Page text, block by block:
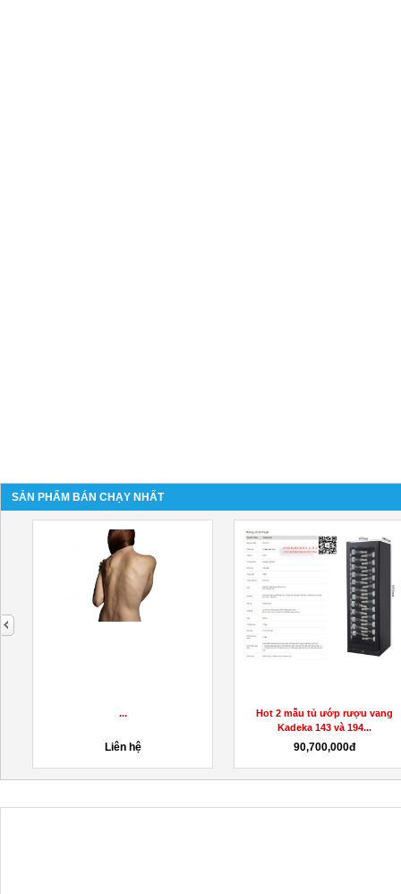
SẢN PHẨM BÁN CHẠY NHẤT
...
Liên hệ
Hot 2 mẫu tủ ướp rượu vang
Kadeka 143 và 194...
90,700,000đ